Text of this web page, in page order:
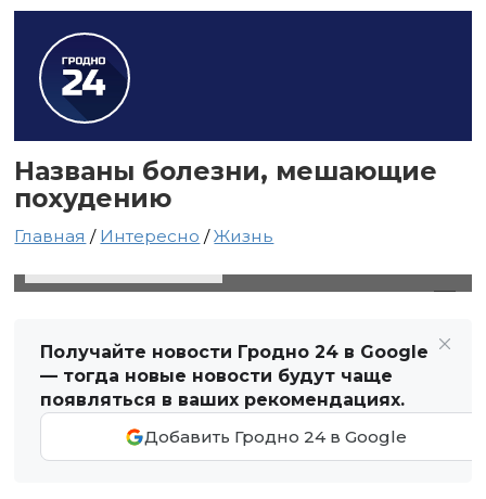
Названы болезни, мешающие
похудению
Главная / Интересно /Жизнь
Получайте новости Гродно 24 в Google
— тогда новые новости будут чаще
появляться в ваших рекомендациях.
Добавить Гродно 24 в Google